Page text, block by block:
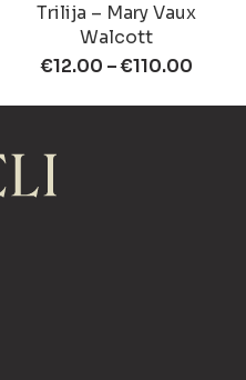
Trilija – Mary Vaux
Walcott
€12.00 –€110.00